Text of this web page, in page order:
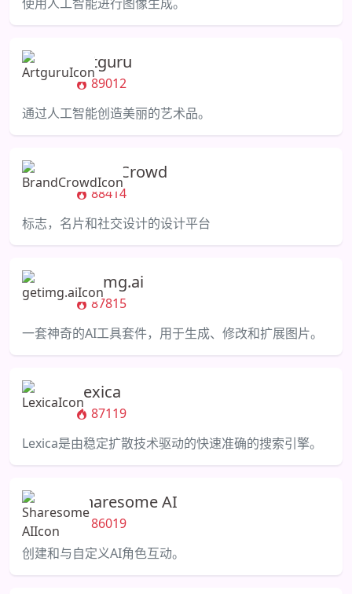
Artguru
89012
通过人工智能创造美丽的艺术品。
BrandCrowd
88414
标志，名片和社交设计的设计平台
getimg.ai
87815
一套神奇的AI工具套件，用于生成、修改和扩展图片。
Lexica
87119
Lexica是由稳定扩散技术驱动的快速准确的搜索引擎。
Sharesome AI
86019
创建和与自定义AI角色互动。